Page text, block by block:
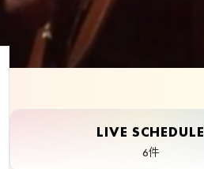
LIVE SCHEDULE
6件